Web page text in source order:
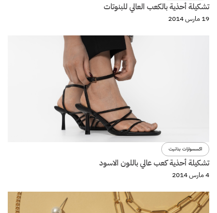
تشكيلة أحذية بالكعب العالي للبنوتات
19 مارس 2014
اكسسوارات بنانيت
تشكيلة أحذية كعب عالي باللون الاسود
4 مارس 2014